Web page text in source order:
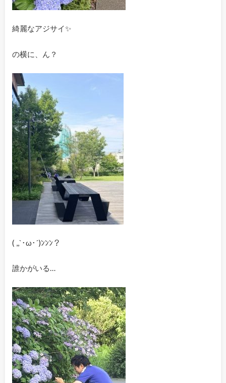
綺麗なアジサイ✨
の横に、ん？
( ,,`･ω･´)ﾝﾝﾝ？
誰かがいる…